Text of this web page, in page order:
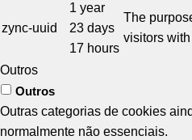
zync-uuid
1 year
23 days
17 hours
The
visitors
Outros
Outros
Outras categorias de cookies
normalmente não essenciais.